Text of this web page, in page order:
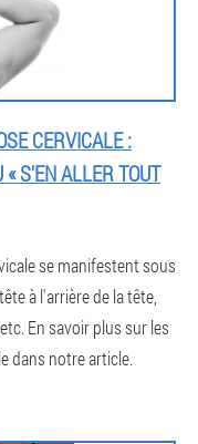
CERVICALE :
S'EN ALLER TOUT
se manifestent sous
à l'arrière de la tête,
En savoir plus sur les
dans notre article.